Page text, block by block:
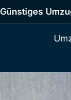
Günstiges